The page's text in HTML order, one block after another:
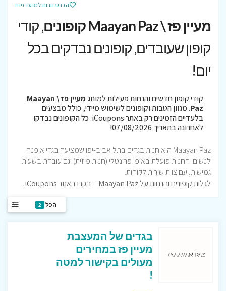
הכנס חנות למועדפים
מעיין פז \ Maayan Paz קופונים
, קודי
קופון שעובדים, קופונים נבדקים בכל
יום!
קודי קופון חדשים והנחות פעילות למותג
מעיין פז \ Maayan
Paz. מגוון הטבות וקופונים לשימוש מיידי, כולל מבצעים
בלעדיים הזמינים רק באתר iCoupons. כל הקופונים נבדקו
לאחרונה בתאריך 07/08/2026!
Maayan Paz היא חנות בגדים בתל אביב-יפו שמציעה בגדי אופנה
לנשים. החנות פועלת באופן פרונטלי (חנות פיזית) וגם עובדת בשעות
גמישות, עם צוות שירות לקוחות.
לגלות קופונים והנחות על Maayan Paz – בקרו באתר iCoupons.
הכל 2
בגדים של המעצבת
מעיין פז במחירים
מעולים בקישור למטה
!